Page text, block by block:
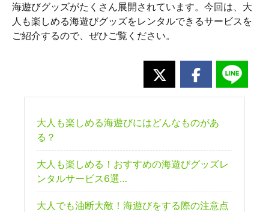
海遊びグッズがたくさん展開されています。今回は、大
人も楽しめる海遊びグッズをレンタルできるサービスを
ご紹介するので、ぜひご覧ください。
大人も楽しめる海遊びにはどんなものがあ
る？
大人も楽しめる！おすすめの海遊びグッズレ
ンタルサービス6選…
大人でも油断大敵！海遊びをする際の注意点